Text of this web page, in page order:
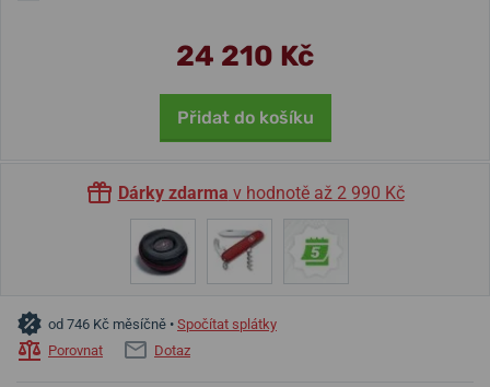
24 210 Kč
Přidat do košíku
Dárky zdarma v hodnotě až 2 990 Kč
od 746 Kč měsíčně • Spočítat splátky
Porovnat
Dotaz